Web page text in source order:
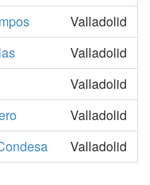
Valladolid
Valladolid
Valladolid
Valladolid
Valladolid